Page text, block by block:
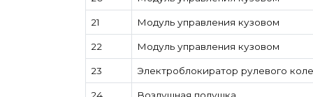
21 Модуль управления кузовом
22 Модуль управления кузовом
23 Электроблокиратор рулевого